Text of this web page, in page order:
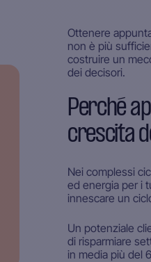
Ottenere
non è più
costruire un
dei decisori.
Perché
crescita
Nei complessi
ed energia per i
innescare un
Un potenziale
di risparmiare
in media più del